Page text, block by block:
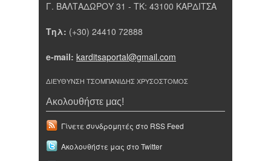
Γ. ΒΑΛΤΑΔΩΡΟΥ 31 - ΤΚ: 43100 ΚΑΡΔΙΤΣΑ
Τηλ: (+30) 24410 72888
e-mail: karditsaportal@gmail.com
ΔΙΕΥΘΥΝΣΗ ΤΣΟΜΠΑΝΙΔΗΣ ΧΡΥΣΟΣΤΟΜΟΣ
Ακολουθήστε μας!
Γίνετε συνδρομητές στο RSS Feed
Ακολουθήστε μας στο Twitter